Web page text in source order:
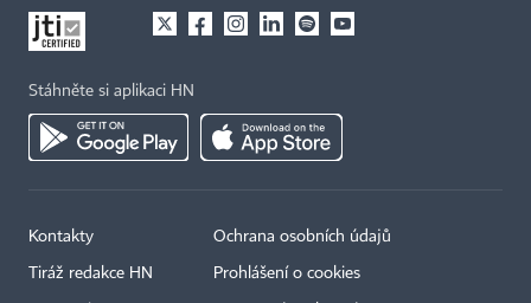
Stáhněte si aplikaci HN
Kontakty
Tiráž redakce HN
Ochrana osobních údajů
Prohlášení o cookies